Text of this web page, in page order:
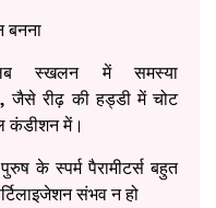
बनना
स्खलन में समस्या
रीढ़ की हड्डी में चोट
कंडीशन में।
के स्पर्म पैरामीटर्स बहुत
संभव न हो